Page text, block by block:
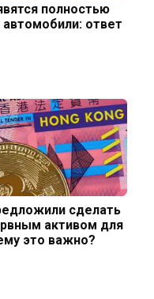
полностью
ответ
сделать
активом для
это важно?